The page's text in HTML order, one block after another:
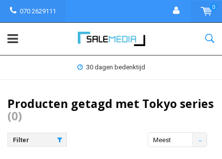
070 2629111
0
30 dagen bedenktijd
Producten getagd met Tokyo series
(0)
Filter
Meest